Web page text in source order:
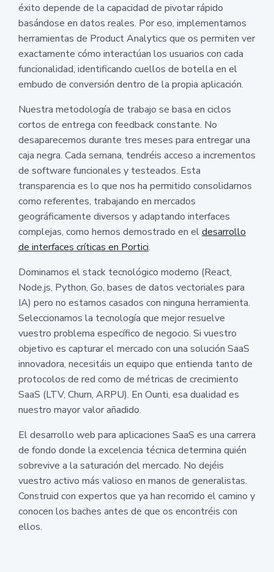
éxito depende de la capacidad de pivotar rápido
basándose en datos reales. Por eso, implementamos
herramientas de Product Analytics que os permiten ver
exactamente cómo interactúan los usuarios con cada
funcionalidad, identificando cuellos de botella en el
embudo de conversión dentro de la propia aplicación.
Nuestra metodología de trabajo se basa en ciclos
cortos de entrega con feedback constante. No
desaparecemos durante tres meses para entregar una
caja negra. Cada semana, tendréis acceso a incrementos
de software funcionales y testeados. Esta
transparencia es lo que nos ha permitido consolidarnos
como referentes, trabajando en mercados
geográficamente diversos y adaptando interfaces
complejas, como hemos demostrado en eldesarrollo
de interfaces críticas en Portici.
Dominamos el stack tecnológico moderno (React,
Node.js, Python, Go, bases de datos vectoriales para
IA) pero no estamos casados con ninguna herramienta.
Seleccionamos la tecnología que mejor resuelve
vuestro problema específico de negocio. Si vuestro
objetivo es capturar el mercado con una solución SaaS
innovadora, necesitáis un equipo que entienda tanto de
protocolos de red como de métricas de crecimiento
SaaS (LTV, Churn, ARPU). En Ounti, esa dualidad es
nuestro mayor valor añadido.
El desarrollo web para aplicaciones SaaS es una carrera
de fondo donde la excelencia técnica determina quién
sobrevive a la saturación del mercado. No dejéis
vuestro activo más valioso en manos de generalistas.
Construid con expertos que ya han recorrido el camino y
conocen los baches antes de que os encontréis con
ellos.